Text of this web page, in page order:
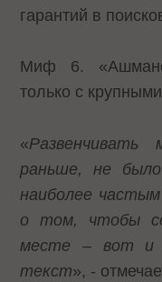
гарантий в
Миф 6.
только с
«
раньше, не
наиболее
о том, чтобы
месте – вот и
текст», -